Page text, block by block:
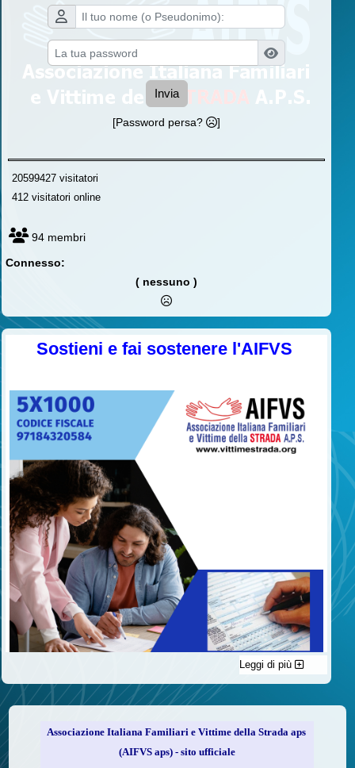
Invia
[Password persa? ]
20599427 visitatori
412 visitatori online
94 membri
Connesso:
( nessuno )
Sostieni e fai sostenere l'AIFVS
C'è un modo di contribuire alle attività dell’A.I.F.V.S. a favore
delle vittime della strada e per dare giustizia ai superstiti ed ai
loro familiari che non costa nulla: devolvere il 5 per mille della
Leggi di più
Associazione Italiana Familiari e Vittime della Strada aps
(AIFVS aps) - sito ufficiale